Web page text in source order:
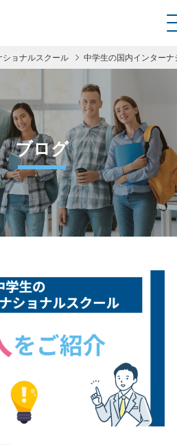
ショナルスクール 中学生の国内インター
ブログ